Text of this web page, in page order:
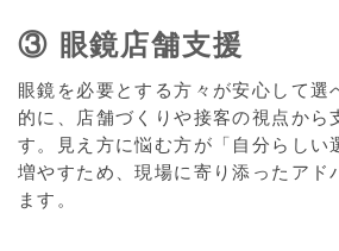
③ 眼鏡店舗支援
眼鏡を必要とする方々が安心して選
的に、店舗づくりや接客の視点から
す。見え方に悩む方が「自分らしい
増やすため、現場に寄り添ったアド
ます。